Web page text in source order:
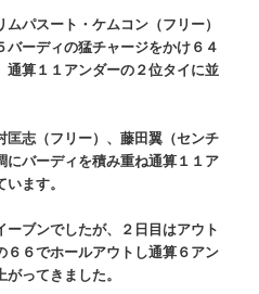
パスート・ケムコン（フリー）
ーディの猛チャージをかけ６４
通算１１アンダーの２位タイに並
志（フリー）、藤田翼（センチ
にバーディを積み重ね通算１１ア
ます。
ブンでしたが、２日目はアウト
６６でホールアウトし通算６アン
ってきました。